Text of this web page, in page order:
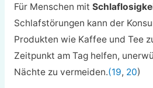
Für Menschen mit
Schlafstörungen kann der
Produkten wie Kaffee und Tee
Zeitpunkt am Tag helfen,
Nächte zu vermeiden.(19, 20)